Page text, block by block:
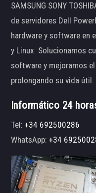
SAMSUNG SONY
de servidores Dell
hardware y software en
y Linux. Solucionamos
software y mejoramos
prolongando su vida útil.
Informático 24
Tel:+34 692500286
WhatsApp:+34